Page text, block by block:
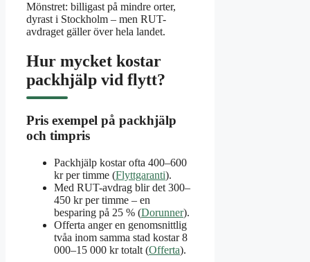
Mönstret: billigast på mindre orter,
dyrast i Stockholm – men RUT-
avdraget gäller över hela landet.
Hur mycket kostar
packhjälp vid flytt?
Pris exempel på packhjälp
och timpris
Packhjälp kostar ofta 400–600
kr per timme (Flyttgaranti).
Med RUT-avdrag blir det 300–
450 kr per timme – en
besparing på 25 % (Dorunner).
Offerta anger en genomsnittlig
tvåa inom samma stad kostar 8
000–15 000 kr totalt (Offerta).